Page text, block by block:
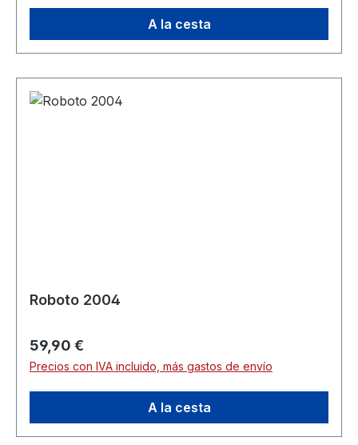
A la cesta
Roboto 2004
Precio normal:
59,90 €
Precios con IVA incluido, más gastos de envío
A la cesta